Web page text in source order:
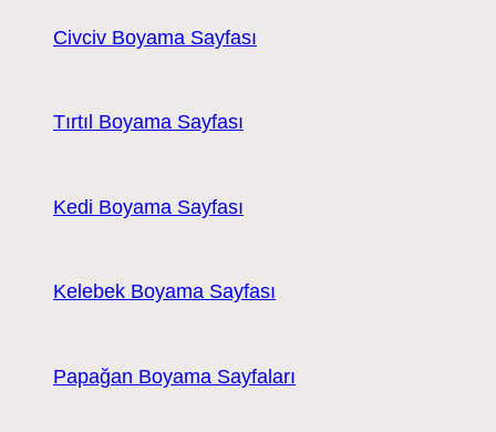
Civciv Boyama Sayfası
Tırtıl Boyama Sayfası
Kedi Boyama Sayfası
Kelebek Boyama Sayfası
Papağan Boyama Sayfaları